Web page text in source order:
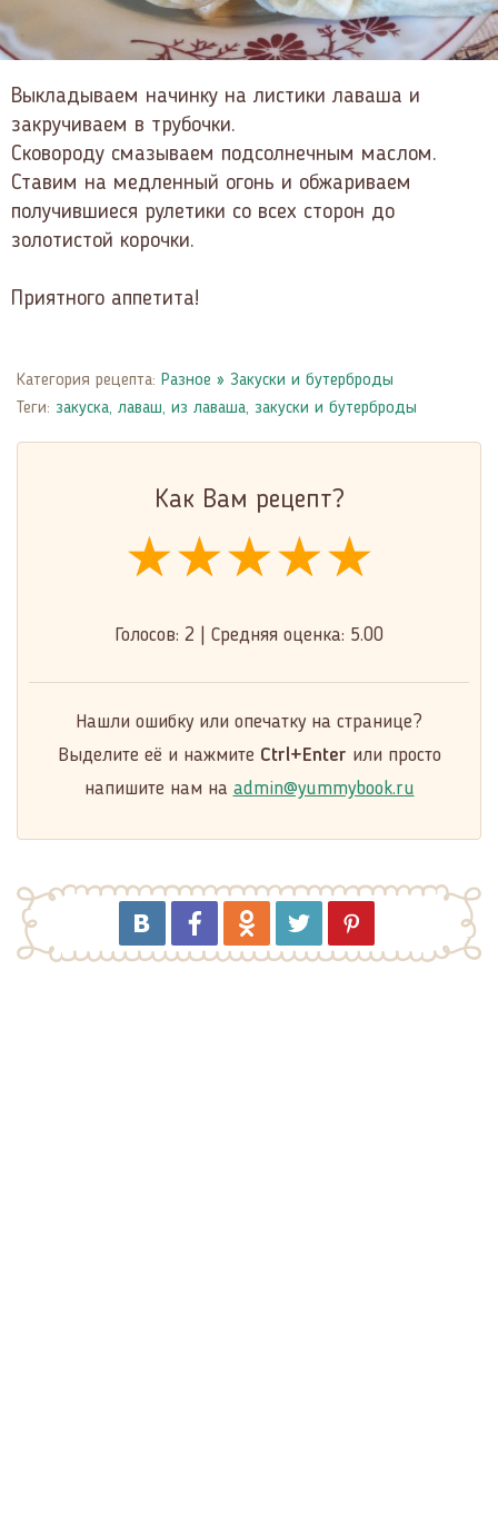
Выкладываем начинку на листики лаваша и
закручиваем в трубочки.
Сковороду смазываем подсолнечным маслом.
Ставим на медленный огонь и обжариваем
получившиеся рулетики со всех сторон до
золотистой корочки.
Приятного аппетита!
Категория рецепта: Разное » Закуски и бутерброды
Теги: закуска, лаваш, из лаваша, закуски и бутерброды
Как Вам рецепт?
★★★★★
★★★★★
★★★★★
Голосов: 2 Средняя оценка: 5.00
Нашли ошибку или опечатку на странице?
Выделите её и нажмите Ctrl+Enter или просто
напишите нам на admin@yummybook.ru